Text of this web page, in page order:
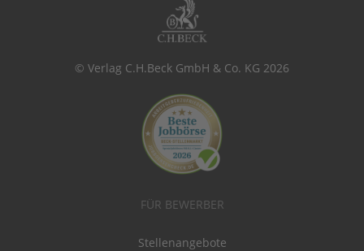
© Verlag C.H.Beck GmbH & Co. KG 2026
FÜR BEWERBER
Stellenangebote